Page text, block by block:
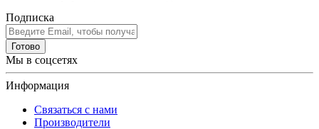
Подписка
Готово
Мы в соцсетях
Информация
Связаться с нами
Производители